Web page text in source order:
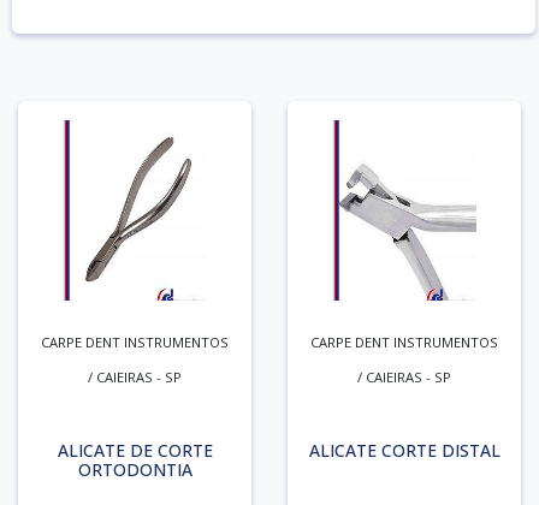
CARPE DENT INSTRUMENTOS
/ CAIEIRAS - SP
ALICATE DE CORTE
ORTODONTIA
CARPE DENT INSTRUMENTOS
/ CAIEIRAS - SP
ALICATE CORTE DISTAL